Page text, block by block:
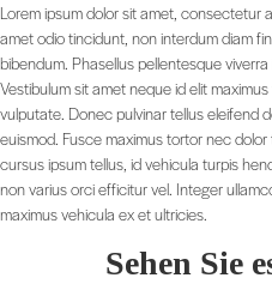
Lorem ipsum dolor sit amet, consectetur
amet odio tincidunt, non interdum diam
bibendum. Phasellus pellentesque
Vestibulum sit amet neque id elit
vulputate. Donec pulvinar tellus eleifend
euismod. Fusce maximus tortor nec
cursus ipsum tellus, id vehicula turpis
non varius orci efficitur vel. Integer
maximus vehicula ex et ultricies.
Sehen Sie